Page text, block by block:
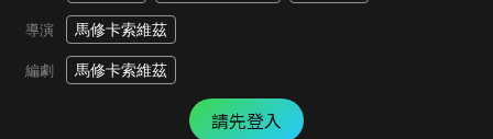
導演 馬修卡索維茲
編劇 馬修卡索維茲
請先登入